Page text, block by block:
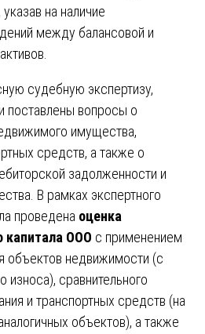
на наличие
между балансовой и
судебную экспертизу,
поставлены вопросы о
имущества,
средств, а также о
задолженности и
В рамках экспертного
проведена оценка
капитала ООО с применением
объектов недвижимости (с
износа), сравнительного
и транспортных средств (на
объектов), а также